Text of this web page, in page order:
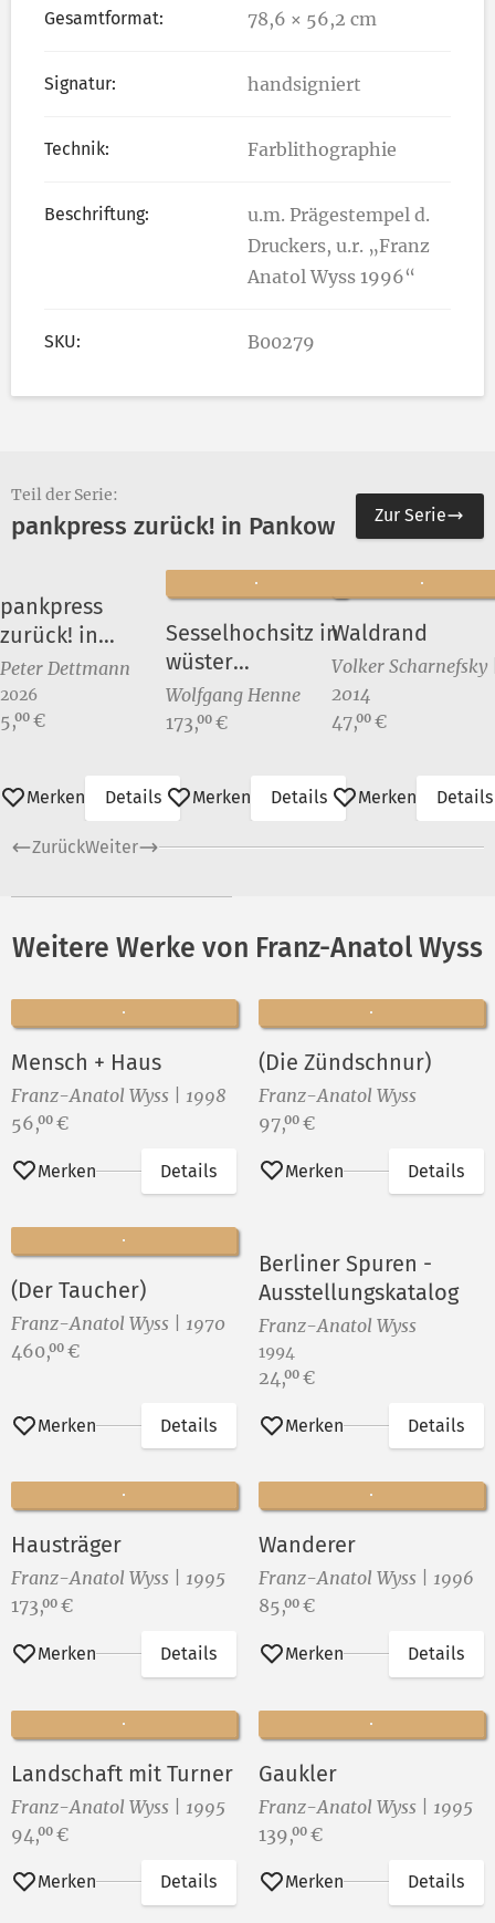
Gesamtformat: 78,6 × 56,2 cm
Signatur: handsigniert
Technik: Farblithographie
Beschriftung:
u.m. Prägestempel d.
Druckers, u.r. „Franz
Anatol Wyss 1996“
SKU: B00279
Teil der Serie:
pankpress zurück! in Pankow Zur Serie
pankpress
zurück! in
Pankow
Peter Dettmann
2026
Preis:
5,00 €
Merken Details
Sesselhochsitz in
wüster
Landschaft I
Wolfgang Henne
Preis:
173,00 €
Merken Details
Waldrand
Volker Scharnefsky
2014
Preis:
47,00 €
Merken Details
ZurückWeiter
Weitere Werke von Franz-Anatol Wyss
Mensch + Haus
Franz-Anatol Wyss | 1998
Preis:
56,00 €
Merken Details
(Die Zündschnur)
Franz-Anatol Wyss
Preis:
97,00 €
Merken Details
(Der Taucher)
Franz-Anatol Wyss | 1970
Preis:
460,00 €
Merken Details
Berliner Spuren -
Ausstellungskatalog
Franz-Anatol Wyss
1994
Preis:
24,00 €
Merken Details
Hausträger
Franz-Anatol Wyss | 1995
Preis:
173,00 €
Merken Details
Wanderer
Franz-Anatol Wyss | 1996
Preis:
85,00 €
Merken Details
Landschaft mit Turner
Franz-Anatol Wyss | 1995
Preis:
94,00 €
Merken Details
Gaukler
Franz-Anatol Wyss | 1995
Preis:
139,00 €
Merken Details